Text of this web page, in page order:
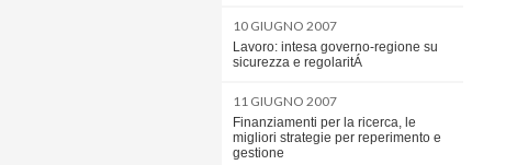
10 GIUGNO 2007
Lavoro: intesa governo-regione su
sicurezza e regolaritÁ
11 GIUGNO 2007
Finanziamenti per la ricerca, le
migliori strategie per reperimento e
gestione